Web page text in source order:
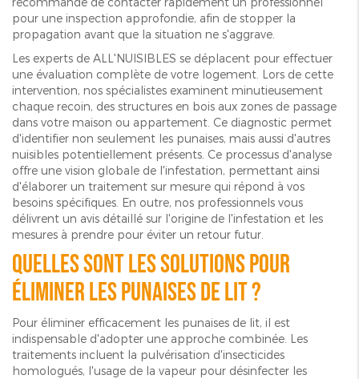
pour une inspection approfondie, afin de stopper la
propagation avant que la situation ne s'aggrave.
Les experts de ALL'NUISIBLES se déplacent pour effectuer
une évaluation complète de votre logement. Lors de cette
intervention, nos spécialistes examinent minutieusement
chaque recoin, des structures en bois aux zones de passage
dans votre maison ou appartement. Ce diagnostic permet
d'identifier non seulement les punaises, mais aussi d'autres
nuisibles potentiellement présents. Ce processus d'analyse
offre une vision globale de l'infestation, permettant ainsi
d'élaborer un traitement sur mesure qui répond à vos
besoins spécifiques. En outre, nos professionnels vous
délivrent un avis détaillé sur l'origine de l'infestation et les
mesures à prendre pour éviter un retour futur.
Quelles sont les solutions pour
éliminer les punaises de lit ?
Pour éliminer efficacement les punaises de lit, il est
indispensable d'adopter une approche combinée. Les
traitements incluent la pulvérisation d'insecticides
homologués, l'usage de la vapeur pour désinfecter les